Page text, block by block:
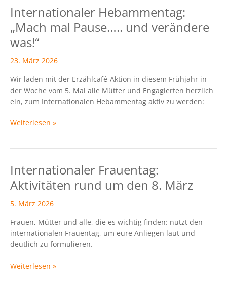
Internationaler Hebammentag:
„Mach mal Pause….. und verändere
was!“
23. März 2026
Wir laden mit der Erzählcafé-Aktion in diesem Frühjahr in
der Woche vom 5. Mai alle Mütter und Engagierten herzlich
ein, zum Internationalen Hebammentag aktiv zu werden:
Internationaler
„Mach
mal
und
verändere
was!“
Weiterlesen »
Internationaler Frauentag:
Aktivitäten rund um den 8. März
5. März 2026
Frauen, Mütter und alle, die es wichtig finden: nutzt den
internationalen Frauentag, um eure Anliegen laut und
deutlich zu formulieren.
Internationaler
Frauentag:
Aktivitäten
rund
den
8.
März
Weiterlesen »